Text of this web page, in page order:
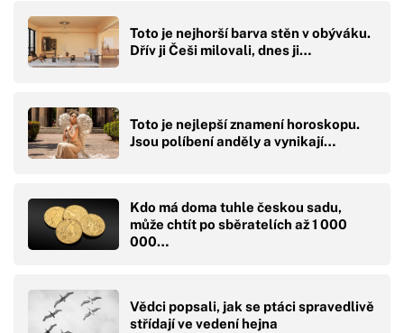
Toto je nejhorší barva stěn v obýváku.
Dřív ji Češi milovali, dnes ji…
Toto je nejlepší znamení horoskopu.
Jsou políbení anděly a vynikají…
Kdo má doma tuhle českou sadu,
může chtít po sběratelích až 1 000
000…
Vědci popsali, jak se ptáci spravedlivě
střídají ve vedení hejna